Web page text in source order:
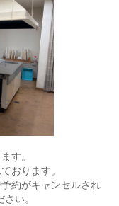
す。
おります。
約がキャンセルされ
い。